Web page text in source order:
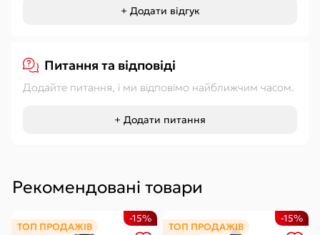
+ Додати відгук
Питання та відповіді
Додайте питання, і ми відповімо найближчим часом.
+ Додати питання
Рекомендовані товари
ТОП ПРОДАЖІВ
-15%
ТОП ПРОДАЖІВ
-15%